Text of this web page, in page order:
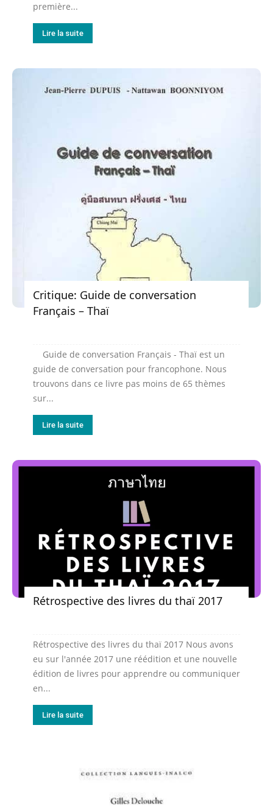
première...
Lire la suite
Critique: Guide de conversation
Français – Thaï
Guide de conversation Français - Thaï est un
guide de conversation pour francophone. Nous
trouvons dans ce livre pas moins de 65 thèmes
sur...
Lire la suite
Rétrospective des livres du thaï 2017
Rétrospective des livres du thaï 2017 Nous avons
eu sur l'année 2017 une réédition et une nouvelle
édition de livres pour apprendre ou communiquer
en...
Lire la suite